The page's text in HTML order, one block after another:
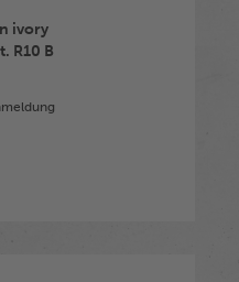
ivory
rekt. R10 B